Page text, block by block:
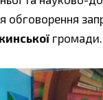
обговорення
громади.